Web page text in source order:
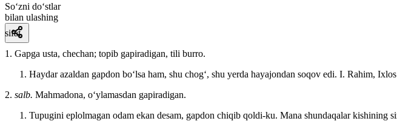
So‘zni do‘stlar
bilan ulashing
sifat
1. Gapga usta, chechan; topib gapiradigan, tili burro.
Haydar azaldan gapdon boʻlsa ham, shu chogʻ, shu yerda hayajondan soqov edi. I. Rahim, Ixlos
2. salb. Mahmadona, oʻylamasdan gapiradigan.
Tupugini eplolmagan odam ekan desam, gapdon chiqib qoldi-ku. Mana shundaqalar kishining